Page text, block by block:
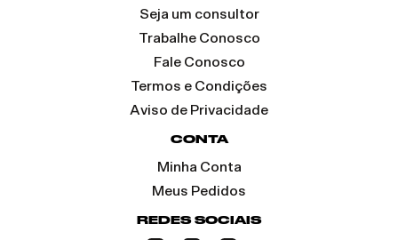
Seja um consultor
Trabalhe Conosco
Fale Conosco
Termos e Condições
Aviso de Privacidade
CONTA
Minha Conta
Meus Pedidos
REDES SOCIAIS